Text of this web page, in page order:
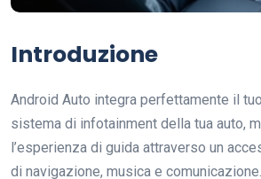
Introduzione
Android Auto integra perfettamente il
sistema di infotainment della tua auto,
l’esperienza di guida attraverso un
di navigazione, musica e